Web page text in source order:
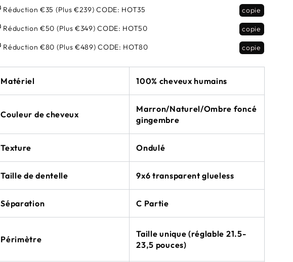
Réduction €35 (Plus €239)CODE: HOT35
copie
Réduction €50 (Plus €349)CODE: HOT50
copie
Réduction €80 (Plus €489)CODE: HOT80 copie
Matériel 100% cheveux humains
Couleur de cheveux
Marron/Naturel/Ombre foncé
gingembre
Texture Ondulé
Taille de dentelle 9x6 transparent glueless
Séparation C Partie
Périmètre
Taille unique (réglable 21.5-
23,5 pouces)